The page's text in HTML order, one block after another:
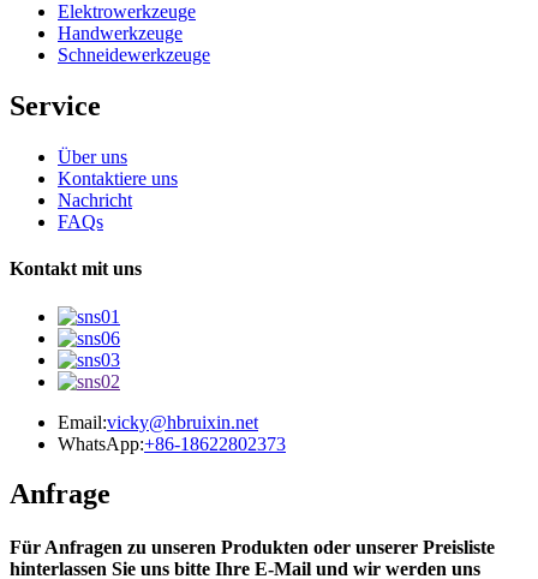
Elektrowerkzeuge
Handwerkzeuge
Schneidewerkzeuge
Service
Über uns
Kontaktiere uns
Nachricht
FAQs
Kontakt mit uns
Email:vicky@hbruixin.net
WhatsApp:+86-18622802373
Anfrage
Für Anfragen zu unseren Produkten oder unserer Preisliste
hinterlassen Sie uns bitte Ihre E-Mail und wir werden uns